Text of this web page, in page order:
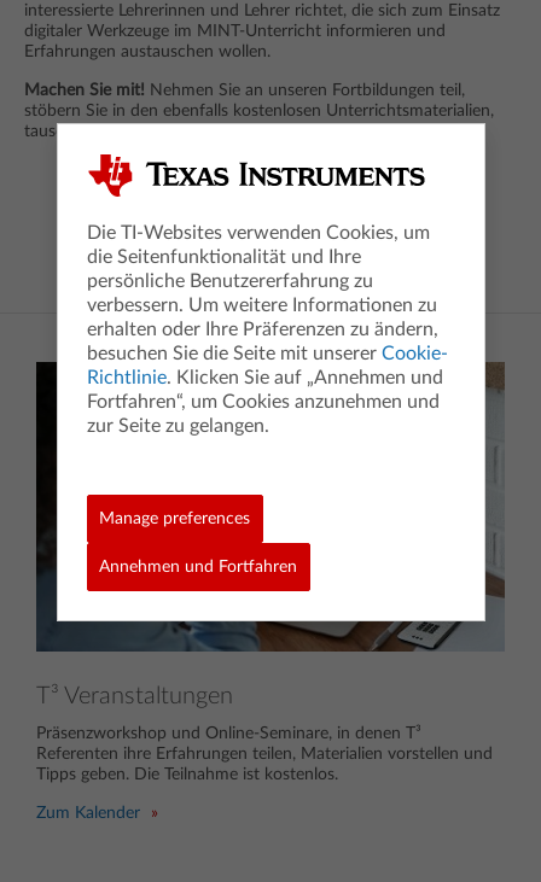
interessierte Lehrerinnen und Lehrer richtet, die sich zum Einsatz
digitaler Werkzeuge im MINT-Unterricht informieren und
Erfahrungen austauschen wollen.
Machen Sie mit! Nehmen Sie an unseren Fortbildungen teil,
stöbern Sie in den ebenfalls kostenlosen Unterrichtsmaterialien,
tauschen Sie mit uns Ihre Erfahrungen aus!
Kontakt aufnehmen
T³ Veranstaltungen
Präsenzworkshop und Online-Seminare, in denen T³
Referenten ihre Erfahrungen teilen, Materialien vorstellen und
Tipps geben. Die Teilnahme ist kostenlos.
Zum Kalender
Die TI-Websites verwenden Cookies, um
die Seitenfunktionalität und Ihre
persönliche Benutzererfahrung zu
verbessern. Um weitere Informationen zu
erhalten oder Ihre Präferenzen zu ändern,
besuchen Sie die Seite mit unserer Cookie-
Richtlinie. Klicken Sie auf „Annehmen und
Fortfahren“, um Cookies anzunehmen und
zur Seite zu gelangen.
Manage preferences
Annehmen und Fortfahren